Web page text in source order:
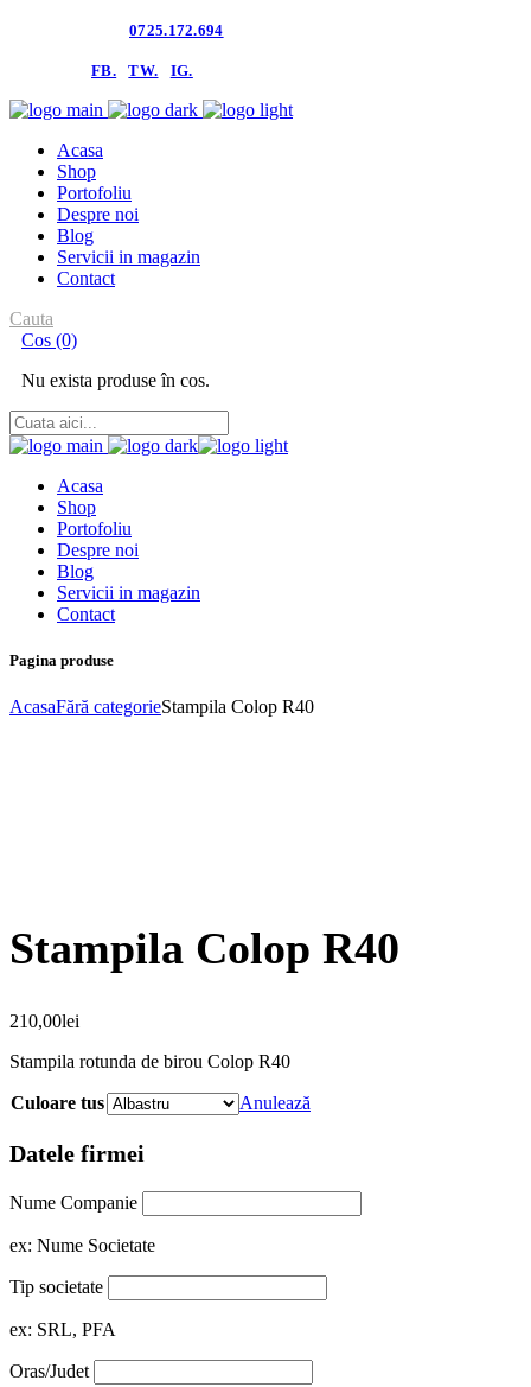
0725.172.694
FB. TW. IG.
Acasa
Shop
Portofoliu
Despre noi
Blog
Servicii in magazin
Contact
Cauta
Cos (0)
Nu exista produse în cos.
Acasa
Shop
Portofoliu
Despre noi
Blog
Servicii in magazin
Contact
Pagina produse
AcasaFără categorieStampila Colop R40
Stampila Colop R40
210,00lei
Stampila rotunda de birou Colop R40
Culoare tus Anulează
Datele firmei
Nume Companie
ex: Nume Societate
Tip societate
ex: SRL, PFA
Oras/Judet